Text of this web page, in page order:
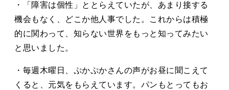
・「障害は個性」ととらえていたが、あまり接する
機会もなく、どこか他人事でした。これからは積極
的に関わって、知らない世界をもっと知ってみたい
と思いました。
・毎週木曜日、ぷかぷかさんの声がお昼に聞こえて
くると、元気をもらえています。パンもとってもお